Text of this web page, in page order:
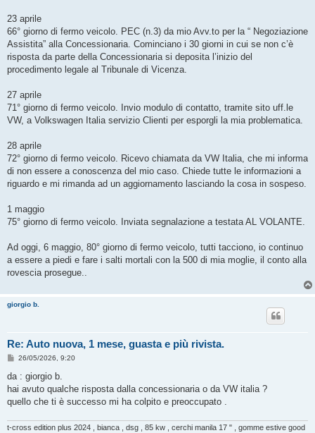
23 aprile
66° giorno di fermo veicolo. PEC (n.3) da mio Avv.to per la “ Negoziazione
Assistita” alla Concessionaria. Cominciano i 30 giorni in cui se non c’è
risposta da parte della Concessionaria si deposita l’inizio del
procedimento legale al Tribunale di Vicenza.
27 aprile
71° giorno di fermo veicolo. Invio modulo di contatto, tramite sito uff.le
VW, a Volkswagen Italia servizio Clienti per esporgli la mia problematica.
28 aprile
72° giorno di fermo veicolo. Ricevo chiamata da VW Italia, che mi informa
di non essere a conoscenza del mio caso. Chiede tutte le informazioni a
riguardo e mi rimanda ad un aggiornamento lasciando la cosa in sospeso.
1 maggio
75° giorno di fermo veicolo. Inviata segnalazione a testata AL VOLANTE.
Ad oggi, 6 maggio, 80° giorno di fermo veicolo, tutti tacciono, io continuo
a essere a piedi e fare i salti mortali con la 500 di mia moglie, il conto alla
rovescia prosegue..
giorgio b.
Re: Auto nuova, 1 mese, guasta e più rivista.
M
s
a
g
o
26/05/2026, 9:20
da : giorgio b.
hai avuto qualche risposta dalla concessionaria o da VW italia ?
quello che ti è successo mi ha colpito e preoccupato .
t-cross edition plus 2024 , bianca , dsg , 85 kw , cerchi manila 17 " , gomme estive good